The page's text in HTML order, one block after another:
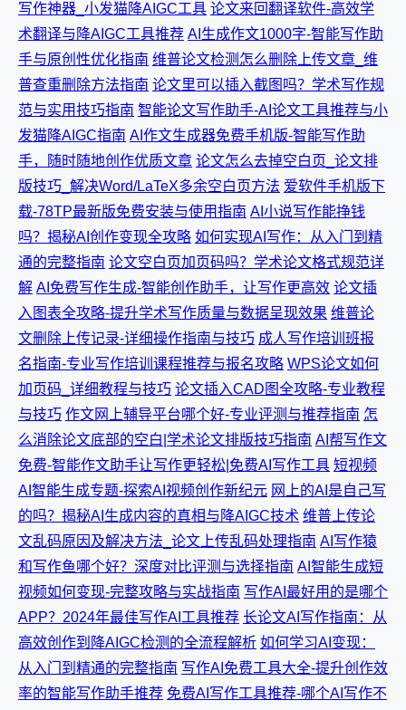
写作神器_小发猫降AIGC工具 论文来回翻译软件-高效学
术翻译与降AIGC工具推荐 AI生成作文1000字-智能写作助
手与原创性优化指南 维普论文检测怎么删除上传文章_维
普查重删除方法指南 论文里可以插入截图吗？学术写作规
范与实用技巧指南 智能论文写作助手-AI论文工具推荐与小
发猫降AIGC指南 AI作文生成器免费手机版-智能写作助
手，随时随地创作优质文章 论文怎么去掉空白页_论文排
版技巧_解决Word/LaTeX多余空白页方法 爱软件手机版下
载-78TP最新版免费安装与使用指南 AI小说写作能挣钱
吗？揭秘AI创作变现全攻略 如何实现AI写作：从入门到精
通的完整指南 论文空白页加页码吗？学术论文格式规范详
解 AI免费写作生成-智能创作助手，让写作更高效 论文插
入图表全攻略-提升学术写作质量与数据呈现效果 维普论
文删除上传记录-详细操作指南与技巧 成人写作培训班报
名指南-专业写作培训课程推荐与报名攻略 WPS论文如何
加页码_详细教程与技巧 论文插入CAD图全攻略-专业教程
与技巧 作文网上辅导平台哪个好-专业评测与推荐指南 怎
么消除论文底部的空白|学术论文排版技巧指南 AI帮写作文
免费-智能作文助手让写作更轻松|免费AI写作工具 短视频
AI智能生成专题-探索AI视频创作新纪元 网上的AI是自己写
的吗？揭秘AI生成内容的真相与降AIGC技术 维普上传论
文乱码原因及解决方法_论文上传乱码处理指南 AI写作猿
和写作鱼哪个好？深度对比评测与选择指南 AI智能生成短
视频如何变现-完整攻略与实战指南 写作AI最好用的是哪个
APP？2024年最佳写作AI工具推荐 长论文AI写作指南：从
高效创作到降AIGC检测的全流程解析 如何学习AI变现：
从入门到精通的完整指南 写作AI免费工具大全-提升创作效
率的智能写作助手推荐 免费AI写作工具推荐-哪个AI写作不